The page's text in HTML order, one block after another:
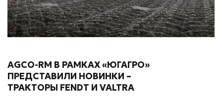
AGCO-RM В РАМКАХ «ЮГАГРО»
ПРЕДСТАВИЛИ НОВИНКИ –
ТРАКТОРЫ FENDT И VALTRA